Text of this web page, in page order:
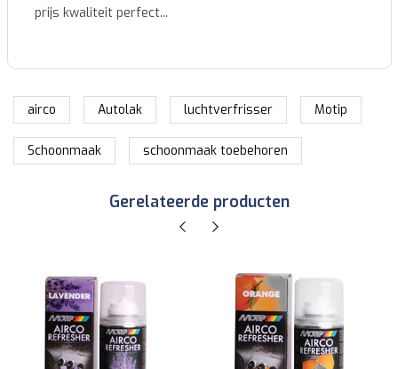
prijs kwaliteit perfect...
airco Autolak luchtverfrisser Motip
Schoonmaak schoonmaak toebehoren
Gerelateerde producten